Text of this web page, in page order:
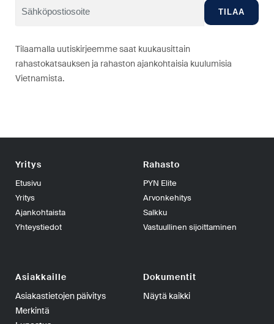
Tilaamalla uutiskirjeemme saat kuukausittain
rahastokatsauksen ja rahaston ajankohtaisia kuulumisia
Vietnamista.
Yritys
Etusivu
Yritys
Ajankohtaista
Yhteystiedot
Rahasto
PYN Elite
Arvonkehitys
Salkku
Vastuullinen sijoittaminen
Asiakkaille
Asiakastietojen päivitys
Merkintä
Dokumentit
Näytä kaikki